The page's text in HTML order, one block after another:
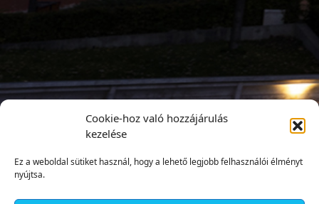
Cookie-hoz való hozzájárulás
kezelése
Ez a weboldal sütiket használ, hogy a lehető legjobb felhasználói élményt
nyújtsa.